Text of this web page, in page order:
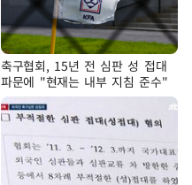
축구협회, 15년 전 심판 성 접대
파문에 "현재는 내부 지침 준수"